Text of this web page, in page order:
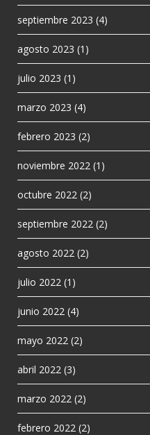
septiembre 2023 (4)
agosto 2023 (1)
julio 2023 (1)
marzo 2023 (4)
febrero 2023 (2)
noviembre 2022 (1)
octubre 2022 (2)
septiembre 2022 (2)
agosto 2022 (2)
julio 2022 (1)
junio 2022 (4)
mayo 2022 (2)
abril 2022 (3)
marzo 2022 (2)
febrero 2022 (2)